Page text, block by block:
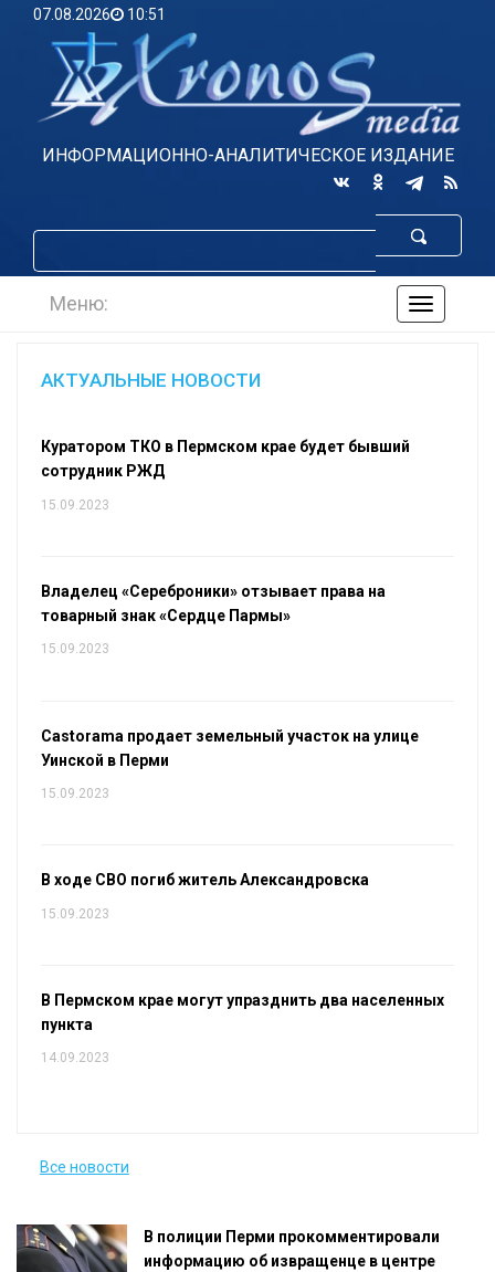
07.08.2026 10:51
ИНФОРМАЦИОННО-АНАЛИТИЧЕСКОЕ ИЗДАНИЕ
по
Меню:
АКТУАЛЬНЫЕ НОВОСТИ
Куратором ТКО в Пермском крае будет бывший
сотрудник РЖД
15.09.2023
Владелец «Сереброники» отзывает права на
товарный знак «Сердце Пармы»
15.09.2023
Castorama продает земельный участок на улице
Уинской в Перми
15.09.2023
В ходе СВО погиб житель Александровска
15.09.2023
В Пермском крае могут упразднить два населенных
пункта
14.09.2023
Все новости
В полиции Перми прокомментировали
информацию об извращенце в центре